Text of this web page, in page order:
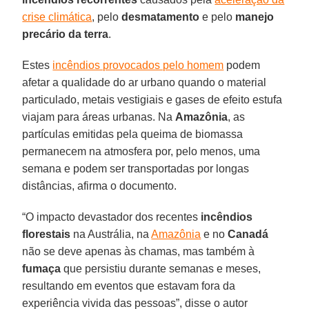
crise climática, pelodesmatamento e pelo manejo
precário da terra.
Estes incêndios provocados pelo homem podem
afetar a qualidade do ar urbano quando o material
particulado, metais vestigiais e gases de efeito estufa
viajam para áreas urbanas. Na Amazônia, as
partículas emitidas pela queima de biomassa
permanecem na atmosfera por, pelo menos, uma
semana e podem ser transportadas por longas
distâncias, afirma o documento.
“O impacto devastador dos recentes incêndios
florestais na Austrália, naAmazônia e noCanadá
não se deve apenas às chamas, mas também à
fumaça que persistiu durante semanas e meses,
resultando em eventos que estavam fora da
experiência vivida das pessoas”, disse o autor